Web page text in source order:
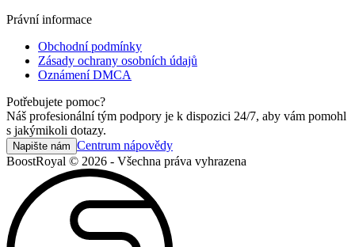
Právní informace
Obchodní podmínky
Zásady ochrany osobních údajů
Oznámení DMCA
Potřebujete pomoc?
Náš profesionální tým podpory je k dispozici 24/7, aby vám pomohl
s jakýmikoli dotazy.
Napište nám Centrum nápovědy
BoostRoyal © 2026 - Všechna práva vyhrazena